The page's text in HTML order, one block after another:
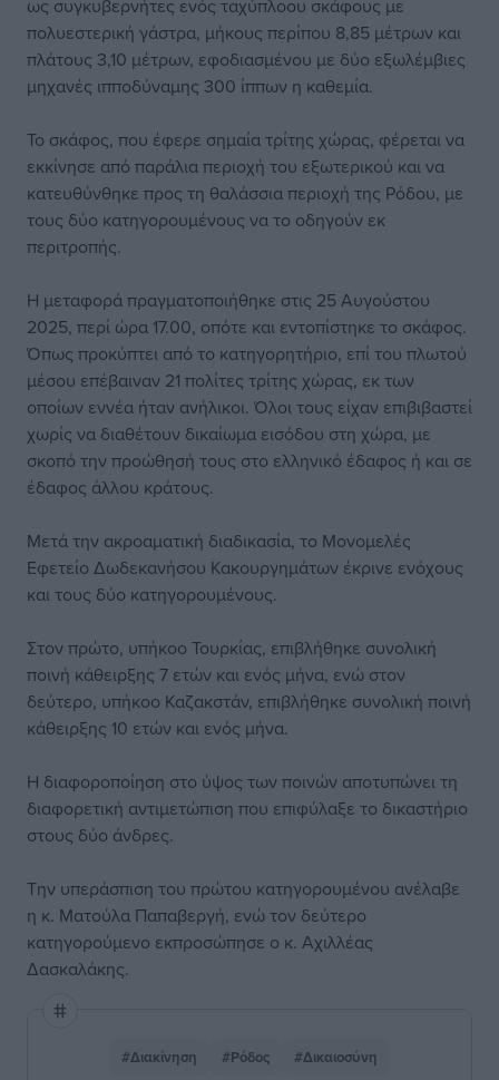
ως συγκυβερνήτες ενός ταχύπλοου σκάφους με
πολυεστερική γάστρα, μήκους περίπου 8,85 μέτρων και
πλάτους 3,10 μέτρων, εφοδιασμένου με δύο εξωλέμβιες
μηχανές ιπποδύναμης 300 ίππων η καθεμία.
Το σκάφος, που έφερε σημαία τρίτης χώρας, φέρεται να
εκκίνησε από παράλια περιοχή του εξωτερικού και να
κατευθύνθηκε προς τη θαλάσσια περιοχή της Ρόδου, με
τους δύο κατηγορουμένους να το οδηγούν εκ
περιτροπής.
Η μεταφορά πραγματοποιήθηκε στις 25 Αυγούστου
2025, περί ώρα 17.00, οπότε και εντοπίστηκε το σκάφος.
Όπως προκύπτει από το κατηγορητήριο, επί του πλωτού
μέσου επέβαιναν 21 πολίτες τρίτης χώρας, εκ των
οποίων εννέα ήταν ανήλικοι. Όλοι τους είχαν επιβιβαστεί
χωρίς να διαθέτουν δικαίωμα εισόδου στη χώρα, με
σκοπό την προώθησή τους στο ελληνικό έδαφος ή και σε
έδαφος άλλου κράτους.
Μετά την ακροαματική διαδικασία, το Μονομελές
Εφετείο Δωδεκανήσου Κακουργημάτων έκρινε ενόχους
και τους δύο κατηγορουμένους.
Στον πρώτο, υπήκοο Τουρκίας, επιβλήθηκε συνολική
ποινή κάθειρξης 7 ετών και ενός μήνα, ενώ στον
δεύτερο, υπήκοο Καζακστάν, επιβλήθηκε συνολική ποινή
κάθειρξης 10 ετών και ενός μήνα.
Η διαφοροποίηση στο ύψος των ποινών αποτυπώνει τη
διαφορετική αντιμετώπιση που επιφύλαξε το δικαστήριο
στους δύο άνδρες.
Την υπεράσπιση του πρώτου κατηγορουμένου ανέλαβε
η κ. Ματούλα Παπαβεργή, ενώ τον δεύτερο
κατηγορούμενο εκπροσώπησε ο κ. Αχιλλέας
Δασκαλάκης.
#Διακίνηση #Ρόδος #Δικαιοσύνη